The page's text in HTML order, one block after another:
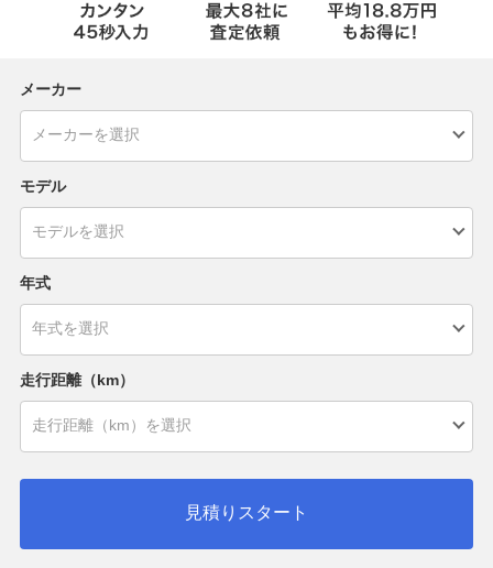
メーカー
モデル
年式
走行距離（km）
見積りスタート